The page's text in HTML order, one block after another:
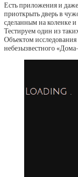
Есть приложения и
приоткрыть дверь в
сделанным на коленке
Тестируем один из
Объектом
небезызвестного